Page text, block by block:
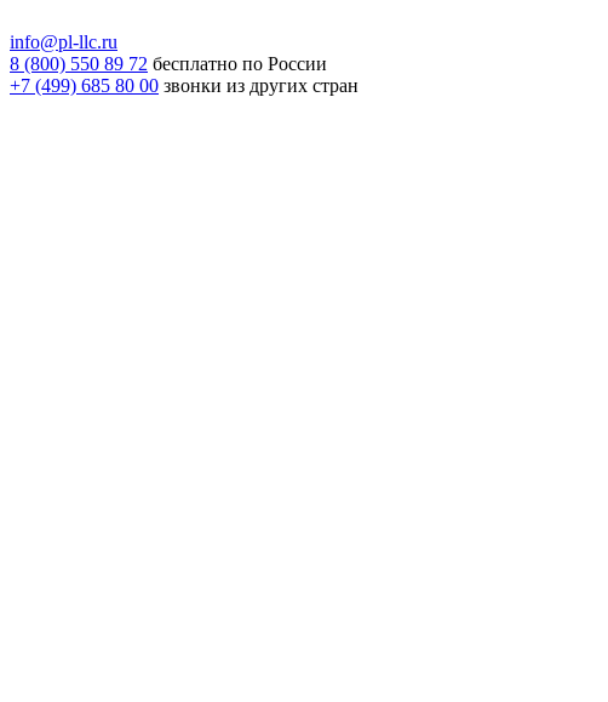
info@pl-llc.ru
8 (800) 550 89 72 бесплатно по России
+7 (499) 685 80 00 звонки из других стран